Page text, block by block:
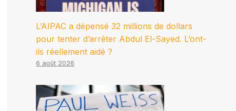
L’AIPAC a dépensé 32 millions de dollars
pour tenter d’arrêter Abdul El-Sayed. L’ont-
ils réellement aidé ?
6 août 2026